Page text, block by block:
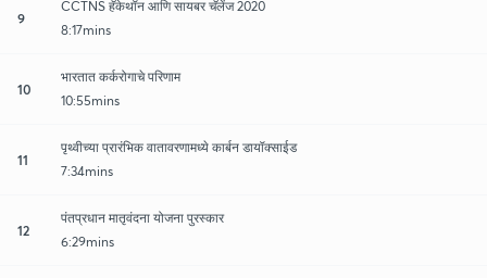
9
CCTNS हॅकेथॉन आणि सायबर चॅलेंज 2020
8:17mins
10
भारतात कर्करोगाचे परिणाम
10:55mins
11
पृथ्वीच्या प्रारंभिक वातावरणामध्ये कार्बन डायॉक्साईड
7:34mins
12
पंतप्रधान मातृवंदना योजना पुरस्कार
6:29mins